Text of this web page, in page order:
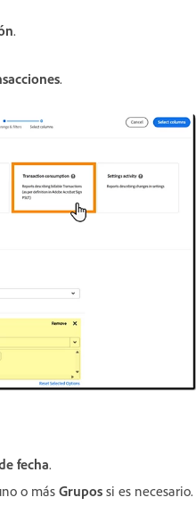
.
.
fecha.
o más Grupos si es necesario.